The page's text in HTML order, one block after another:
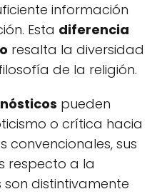
información
Esta diferencia
resalta la diversidad
de la religión.
pueden
o crítica hacia
convencionales, sus
respecto a la
distintivamente